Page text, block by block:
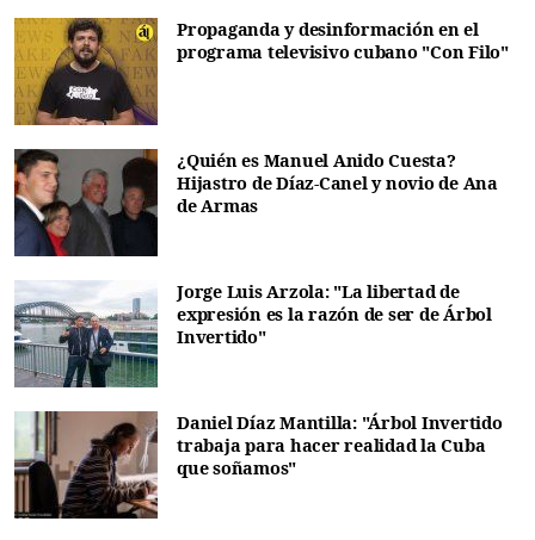
Propaganda y desinformación en el
programa televisivo cubano "Con Filo"
¿Quién es Manuel Anido Cuesta?
Hijastro de Díaz-Canel y novio de Ana
de Armas
Jorge Luis Arzola: "La libertad de
expresión es la razón de ser de Árbol
Invertido"
Daniel Díaz Mantilla: "Árbol Invertido
trabaja para hacer realidad la Cuba
que soñamos"